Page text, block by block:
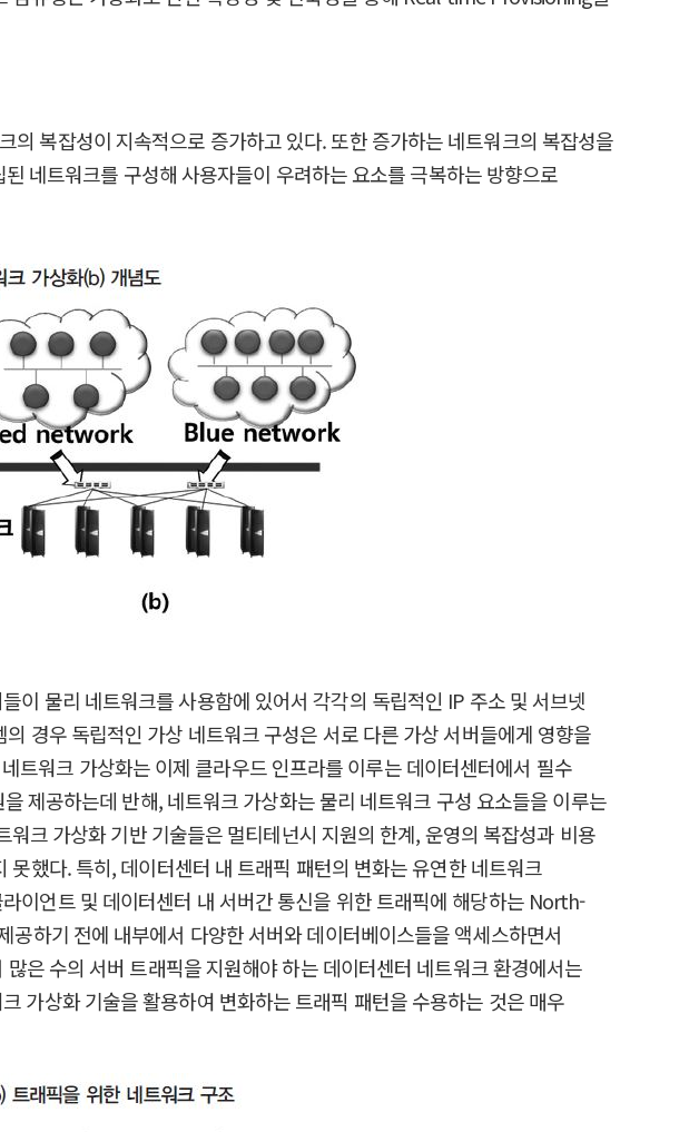
복잡성이 지속적으로 증가하고 있다. 또한 증가하는 네트워크의 복잡성을
네트워크를 구성해 사용자들이 우려하는 요소를 극복하는 방향으로
이 물리 네트워크를 사용함에 있어서 각각의 독립적인 IP 주소 및 서브넷
경우 독립적인 가상 네트워크 구성은 서로 다른 가상 서버들에게 영향을
워크 가상화는 이제 클라우드 인프라를 이루는 데이터센터에서 필수
제공하는데 반해, 네트워크 가상화는 물리 네트워크 구성 요소들을 이루는
크 가상화 기반 기술들은 멀티테넌시 지원의 한계, 운영의 복잡성과 비용
했다. 특히, 데이터센터 내 트래픽 패턴의 변화는 유연한 네트워크
이언트 및 데이터센터 내 서버간 통신을 위한 트래픽에 해당하는 North-
하기 전에 내부에서 다양한 서버와 데이터베이스들을 액세스하면서
은 수의 서버 트래픽을 지원해야 하는 데이터센터 네트워크 환경에서는
가상화 기술을 활용하여 변화하는 트래픽 패턴을 수용하는 것은 매우